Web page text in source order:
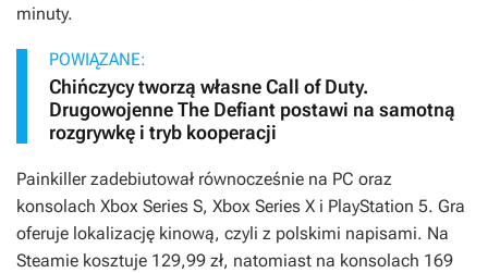
minuty.
POWIĄZANE:
Chińczycy tworzą własne Call of Duty.
Drugowojenne The Defiant postawi na samotną
rozgrywkę i tryb kooperacji
Painkillerzadebiutował równocześnie na PC oraz
konsolach Xbox Series S, Xbox Series X i PlayStation 5. Gra
oferuje lokalizację kinową, czyli z polskimi napisami. Na
Steamie kosztuje 129,99 zł, natomiast na konsolach 169